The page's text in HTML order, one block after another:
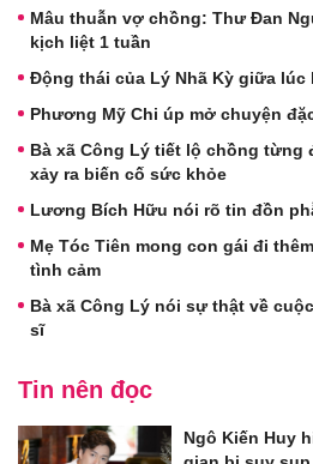
Mâu thuẫn vợ chồng: Thư Đan
kịch liệt 1 tuần
Động thái của Lý Nhã Kỳ giữa lúc
Phương Mỹ Chi úp mở chuyện
Bà xã Công Lý tiết lộ chồng từng
xảy ra biến cố sức khỏe
Lương Bích Hữu nói rõ tin đồn
Mẹ Tóc Tiên mong con gái đi
tình cảm
Bà xã Công Lý nói sự thật về
sĩ
Tin nên đọc
Ngô Kiến Huy